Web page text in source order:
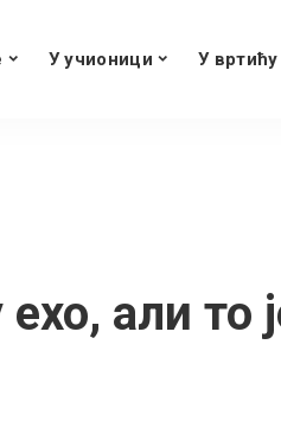
У учионици У вртићу
али то